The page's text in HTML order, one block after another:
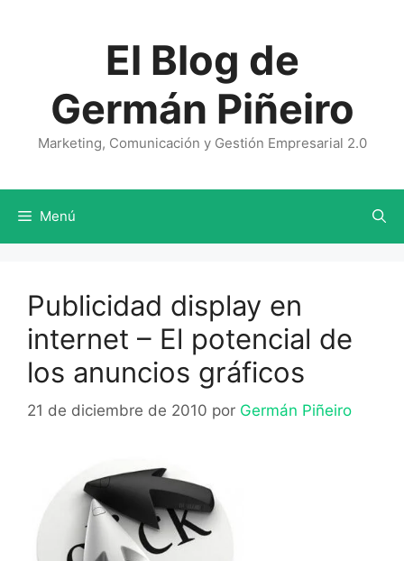
El Blog de
Germán Piñeiro
Marketing, Comunicación y Gestión Empresarial 2.0
Menú
Publicidad display en
internet – El potencial de
los anuncios gráficos
21 de diciembre de 2010 por Germán Piñeiro